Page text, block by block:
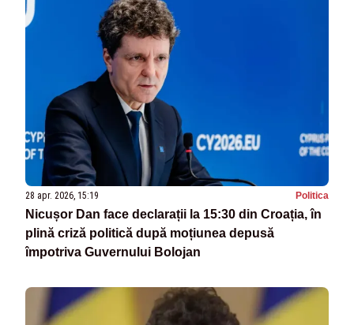
28 apr. 2026, 15:19 Politica
Nicușor Dan face declarații la 15:30 din Croația, în
plină criză politică după moțiunea depusă
împotriva Guvernului Bolojan